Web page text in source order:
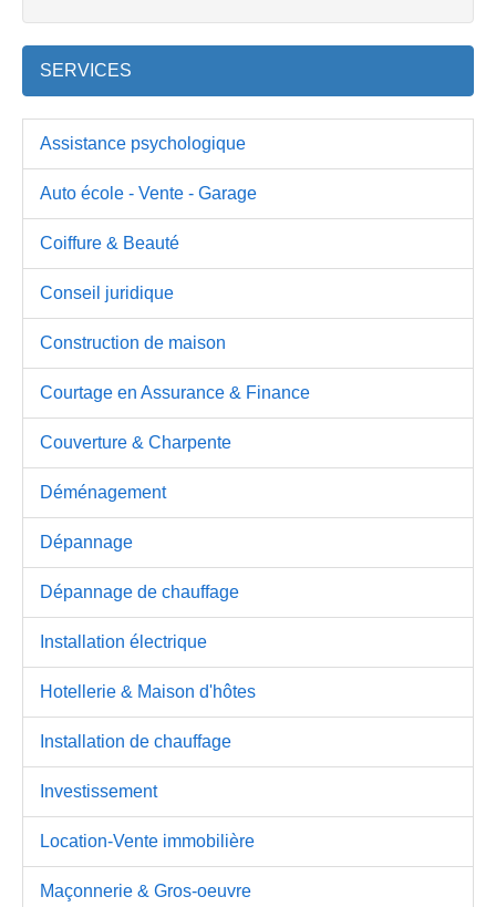
SERVICES
Assistance psychologique
Auto école - Vente - Garage
Coiffure & Beauté
Conseil juridique
Construction de maison
Courtage en Assurance & Finance
Couverture & Charpente
Déménagement
Dépannage
Dépannage de chauffage
Installation électrique
Hotellerie & Maison d'hôtes
Installation de chauffage
Investissement
Location-Vente immobilière
Maçonnerie & Gros-oeuvre